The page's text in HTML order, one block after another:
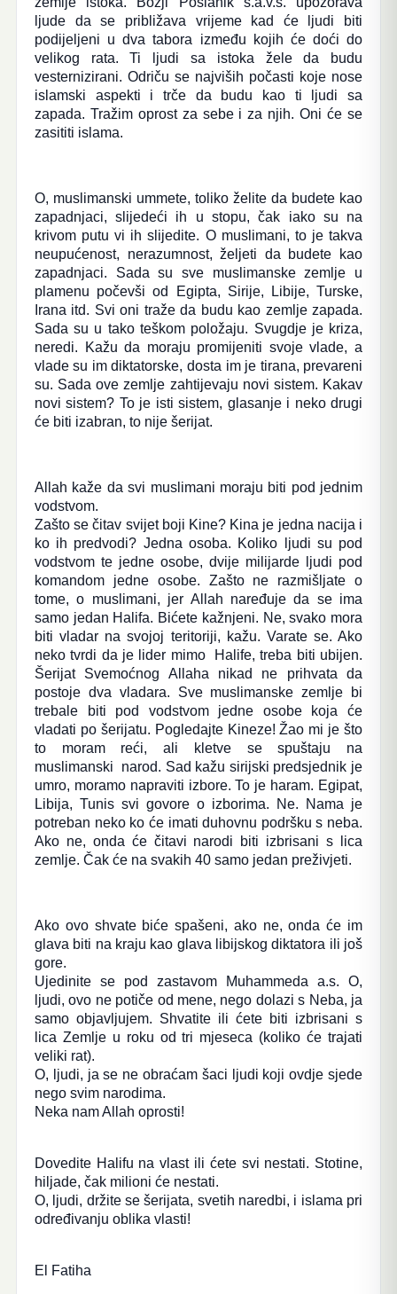
ljude da se približava vrijeme kad će ljudi biti
podijeljeni u dva tabora između kojih će doći do
velikog rata. Ti ljudi sa istoka žele da budu
vesternizirani. Odriču se najviših počasti koje nose
islamski aspekti i trče da budu kao ti ljudi sa
zapada. Tražim oprost za sebe i za njih. Oni će se
zasititi islama.
O, muslimanski ummete, toliko želite da budete kao
zapadnjaci, slijedeći ih u stopu, čak iako su na
krivom putu vi ih slijedite. O muslimani, to je takva
neupućenost, nerazumnost, željeti da budete kao
zapadnjaci. Sada su sve muslimanske zemlje u
plamenu počevši od Egipta, Sirije, Libije, Turske,
Irana itd. Svi oni traže da budu kao zemlje zapada.
Sada su u tako teškom položaju. Svugdje je kriza,
neredi. Kažu da moraju promijeniti svoje vlade, a
vlade su im diktatorske, dosta im je tirana, prevareni
su. Sada ove zemlje zahtijevaju novi sistem. Kakav
novi sistem? To je isti sistem, glasanje i neko drugi
će biti izabran, to nije šerijat.
Allah kaže da svi muslimani moraju biti pod jednim
vodstvom.
Zašto se čitav svijet boji Kine? Kina je jedna nacija i
ko ih predvodi? Jedna osoba. Koliko ljudi su pod
vodstvom te jedne osobe, dvije milijarde ljudi pod
komandom jedne osobe. Zašto ne razmišljate o
tome, o muslimani, jer Allah naređuje da se ima
samo jedan Halifa. Bićete kažnjeni. Ne, svako mora
biti vladar na svojoj teritoriji, kažu. Varate se. Ako
neko tvrdi da je lider mimo Halife, treba biti ubijen.
Šerijat Svemoćnog Allaha nikad ne prihvata da
postoje dva vladara. Sve muslimanske zemlje bi
trebale biti pod vodstvom jedne osobe koja će
vladati po šerijatu. Pogledajte Kineze! Žao mi je što
to moram reći, ali kletve se spuštaju na
muslimanski narod. Sad kažu sirijski predsjednik je
umro, moramo napraviti izbore. To je haram. Egipat,
Libija, Tunis svi govore o izborima. Ne. Nama je
potreban neko ko će imati duhovnu podršku s neba.
Ako ne, onda će čitavi narodi biti izbrisani s lica
zemlje. Čak će na svakih 40 samo jedan preživjeti.
Ako ovo shvate biće spašeni, ako ne, onda će im
glava biti na kraju kao glava libijskog diktatora ili još
gore.
Ujedinite se pod zastavom Muhammeda a.s. O,
ljudi, ovo ne potiče od mene, nego dolazi s Neba, ja
samo objavljujem. Shvatite ili ćete biti izbrisani s
lica Zemlje u roku od tri mjeseca (koliko će trajati
veliki rat).
O, ljudi, ja se ne obraćam šaci ljudi koji ovdje sjede
nego svim narodima.
Neka nam Allah oprosti!
Dovedite Halifu na vlast ili ćete svi nestati. Stotine,
hiljade, čak milioni će nestati.
O, ljudi, držite se šerijata, svetih naredbi, i islama pri
određivanju oblika vlasti!
El Fatiha